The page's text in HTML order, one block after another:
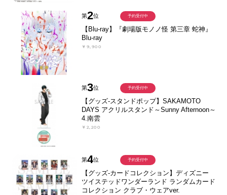
第2位
【Blu-ray】『劇場版モノノ怪 第三章 蛇神』
Blu-ray
￥9,900
予約受付中
第3位
【グッズ-スタンドポップ】SAKAMOTO
DAYS アクリルスタンド～Sunny Afternoon～
4.南雲
￥2,200
予約受付中
第4位
【グッズ-カードコレクション】ディズニー
ツイステッドワンダーランド ランダムカード
コレクション クラブ・ウェアver.
予約受付中